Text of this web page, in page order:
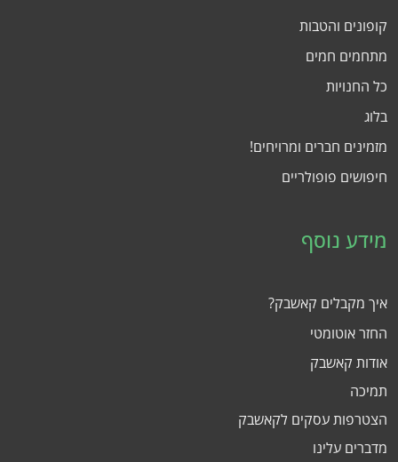
קופונים והטבות
מתחמים חמים
כל החנויות
בלוג
מזמינים חברים ומרויחים!
חיפושים פופולריים
מידע נוסף
איך מקבלים קאשבק?
החזר אוטומטי
אודות קאשבק
תמיכה
הצטרפות עסקים לקאשבק
מדברים עלינו